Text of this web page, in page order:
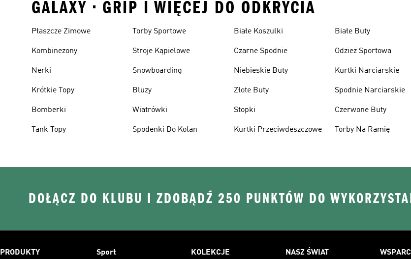
GALAXY • GRIP I WIĘCEJ DO ODKRYCIA
Płaszcze Zimowe
Kombinezony
Nerki
Krótkie Topy
Bomberki
Tank Topy
Torby Sportowe
Stroje Kąpielowe
Snowboarding
Bluzy
Wiatrówki
Spodenki Do Kolan
Białe Koszulki
Czarne Spodnie
Niebieskie Buty
Złote Buty
Stopki
Kurtki Przeciwdeszczowe
Białe Buty
Odzież Sportowa
Kurtki Narciarskie
Spodnie Narciarskie
Czerwone Buty
Torby Na Ramię
DOŁĄCZ DO KLUBU I ZDOBĄDŹ 250 PUNKTÓW DO
PRODUKTY Sport KOLEKCJE NASZ ŚWIAT